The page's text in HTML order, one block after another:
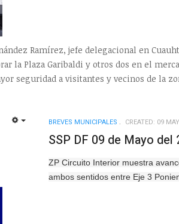
Ramírez, jefe delegacional en
la Plaza Garibaldi y otros dos en el
seguridad a visitantes y vecinos de la
BREVES MUNICIPALES CREATED: 09
SSP DF 09 de Mayo del
ZP Circuito Interior muestra
ambos sentidos entre Eje 3